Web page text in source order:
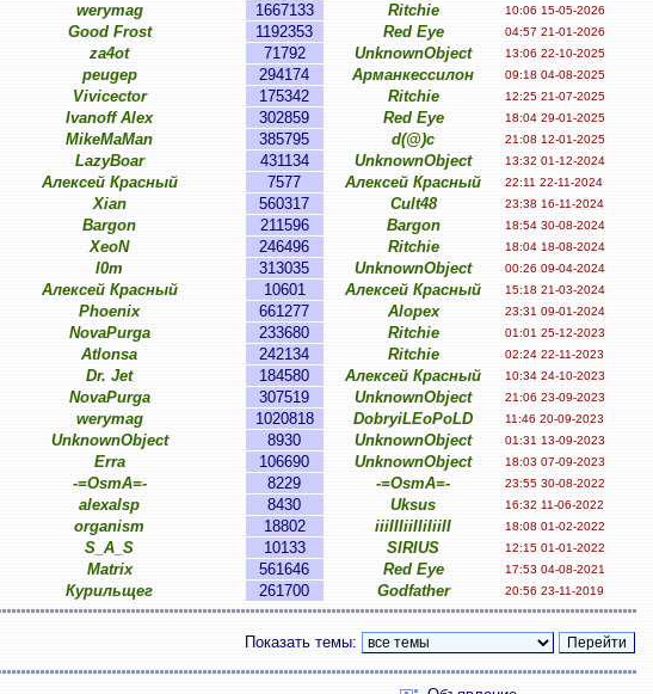
werymag 1667133 Ritchie 10:06 15-05-2026
Good Frost 1192353 Red Eye 04:57 21-01-2026
za4ot 71792 UnknownObject 13:06 22-10-2025
peugep 294174 Арманкессилон 09:18 04-08-2025
Vivicector 175342 Ritchie 12:25 21-07-2025
Ivanoff Alex 302859 Red Eye 18:04 29-01-2025
MikeMaMan 385795 d(@)c 21:08 12-01-2025
LazyBoar 431134 UnknownObject 13:32 01-12-2024
Алексей Красный 7577 Алексей Красный 22:11 22-11-2024
Xian 560317 Cult48 23:38 16-11-2024
Bargon 211596 Bargon 18:54 30-08-2024
XeoN 246496 Ritchie 18:04 18-08-2024
l0m 313035 UnknownObject 00:26 09-04-2024
Алексей Красный 10601 Алексей Красный 15:18 21-03-2024
Phoenix 661277 Alopex 23:31 09-01-2024
NovaPurga 233680 Ritchie 01:01 25-12-2023
Atlonsa 242134 Ritchie 02:24 22-11-2023
Dr. Jet 184580 Алексей Красный 10:34 24-10-2023
NovaPurga 307519 UnknownObject 21:06 23-09-2023
werymag 1020818 DobryiLEoPoLD 11:46 20-09-2023
UnknownObject 8930 UnknownObject 01:31 13-09-2023
Erra 106690 UnknownObject 18:03 07-09-2023
-=OsmA=- 8229 -=OsmA=- 23:55 30-08-2022
alexalsp 8430 Uksus 16:32 11-06-2022
organism 18802 iiiIIIiiIIiIiiII 18:08 01-02-2022
S_A_S 10133 SIRIUS 12:15 01-01-2022
Matrix 561646 Red Eye 17:53 04-08-2021
Курильщег 261700 Godfather 20:56 23-11-2019
Показать темы: